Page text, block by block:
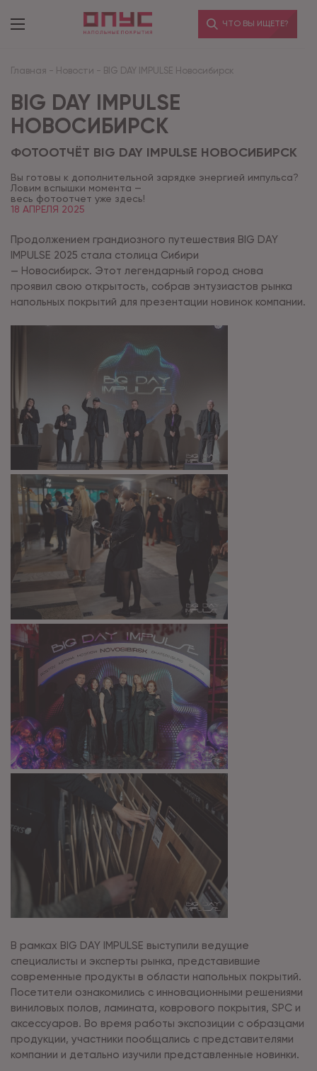
ЧТО ВЫ ИЩЕТЕ?
Главная - Новости - BIG DAY IMPULSE Новосибирск
18 АПРЕЛЯ 2025
BIG DAY IMPULSE
НОВОСИБИРСК
Продолжением грандиозного путешествия BIG DAY
IMPULSE 2025 стала столица Сибири
— Новосибирск. Этот легендарный город снова
проявил свою открытость, собрав энтузиастов рынка
напольных покрытий для презентации новинок компании.
В рамках BIG DAY IMPULSE выступили ведущие
специалисты и эксперты рынка, представившие
современные продукты в области напольных покрытий.
Посетители ознакомились с инновационными решениями
виниловых полов, ламината, коврового покрытия, SPC и
аксессуаров. Во время работы экспозиции с образцами
продукции, участники пообщались с представителями
компании и детально изучили представленные новинки.
ФОТООТЧЁТ BIG DAY IMPULSE НОВОСИБИРСК
Вы готовы к дополнительной зарядке энергией импульса?
Ловим вспышки момента —
весь фотоотчет уже здесь!